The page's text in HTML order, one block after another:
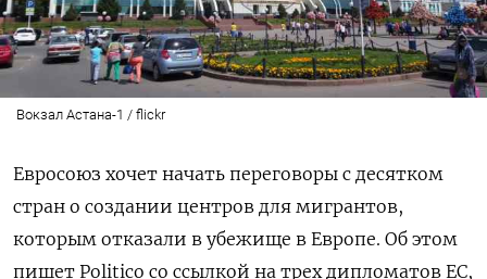
Вокзал Астана-1 / flickr
Евросоюз хочет начать переговоры с десятком
стран о создании центров для мигрантов,
которым отказали в убежище в Европе. Об этом
пишет Politico со ссылкой на трех дипломатов ЕС,